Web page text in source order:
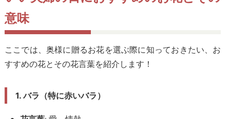
意味
ここでは、奥様に贈るお花を選ぶ際に知っておきたい、お
すすめの花とその花言葉を紹介します！
1. バラ（特に赤いバラ）